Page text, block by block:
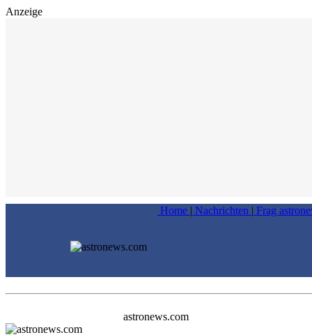
Anzeige
Home | Nachrichten | Frag
astronews.com